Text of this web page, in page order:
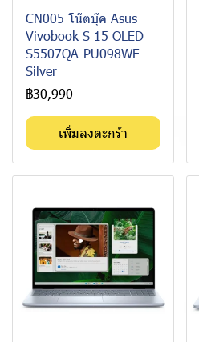
CN005 โน๊ตบุ๊ค Asus
Vivobook S 15 OLED
S5507QA-PU098WF
Silver
฿30,990
เพิ่มลงตะกร้า